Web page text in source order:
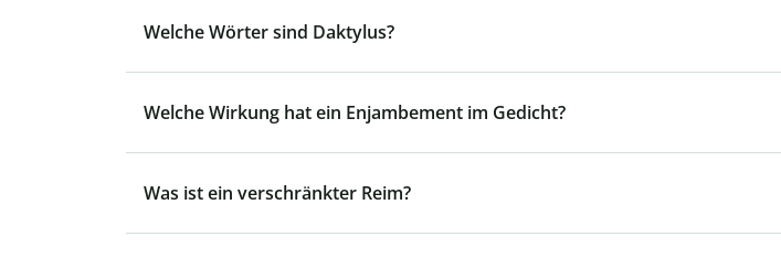
Welche Wörter sind Daktylus?
Welche Wirkung hat ein Enjambement im Gedicht?
Was ist ein verschränkter Reim?